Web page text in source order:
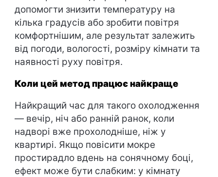
допомогти знизити температуру на
кілька градусів або зробити повітря
комфортнішим, але результат залежить
від погоди, вологості, розміру кімнати та
наявності руху повітря.
Коли цей метод працює найкраще
Найкращий час для такого охолодження
— вечір, ніч або ранній ранок, коли
надворі вже прохолодніше, ніж у
квартирі. Якщо повісити мокре
простирадло вдень на сонячному боці,
ефект може бути слабким: у кімнату